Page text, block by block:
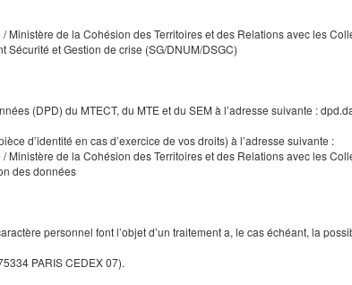
Ministère de la Cohésion des Territoires et des Relations avec les
Sécurité et Gestion de crise (SG/DNUM/DSGC)
(DPD) du MTECT, du MTE et du SEM à l’adresse suivante :
d’identité en cas d’exercice de vos droits) à l’adresse suivante :
Ministère de la Cohésion des Territoires et des Relations avec les
des données
personnel font l’objet d’un traitement a, le cas échéant, la
PARIS CEDEX 07).